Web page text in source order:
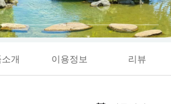
개 이용정보 리뷰